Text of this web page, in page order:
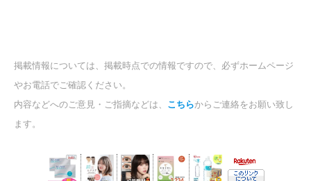
掲載情報については、掲載時点での情報ですので、必ずホームページ
やお電話でご確認ください。
内容などへのご意見・ご指摘などは、 こちらからご連絡をお願い致し
ます。